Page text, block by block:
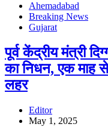
Ahemadabad
Breaking News
Gujarat
पूर्व केंद्रीय मंत्री
का निधन, एक माह
लहर
Editor
May 1, 2025